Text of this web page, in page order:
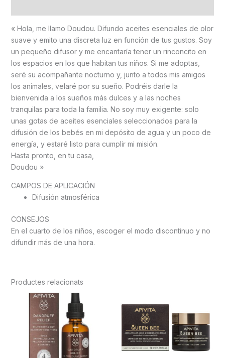
« Hola, me llamo Doudou. Difundo aceites esenciales de olor
suave y emito una discreta luz en función de tus gustos. Soy
un pequeño difusor y me encantaría tener un rinconcito en
los espacios en los que habitan tus niños. Si me adoptas,
seré su acompañante nocturno y, junto a todos mis amigos
los animales, velaré por su sueño. Podréis darle la
bienvenida a los sueños más dulces y a las noches
tranquilas para toda la familia. No soy muy exigente: solo
unas gotas de aceites esenciales seleccionados para la
difusión de los bebés en mi depósito de agua y un poco de
energía, y estaré listo para cumplir mi misión.
Hasta pronto, en tu casa,
Doudou »
CAMPOS DE APLICACIÓN
Difusión atmosférica
CONSEJOS
En el cuarto de los niños, escoger el modo discontinuo y no
difundir más de una hora.
Productes relacionats